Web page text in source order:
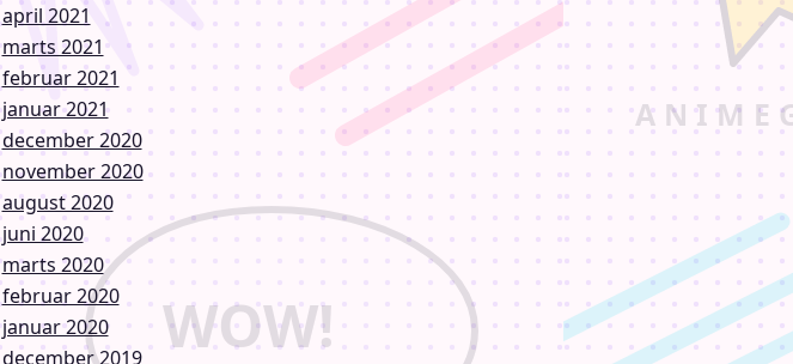
april 2021
marts 2021
februar 2021
januar 2021
december 2020
november 2020
august 2020
juni 2020
marts 2020
februar 2020
januar 2020
december 2019